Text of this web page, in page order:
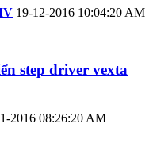
19-12-2016 10:04:20 AM
step driver vexta
2016 08:26:20 AM